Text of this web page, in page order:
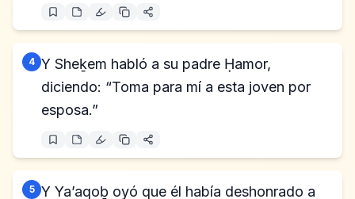
4 Y Sheḵem habló a su padre Ḥamor,
diciendo: “Toma para mí a esta joven por
esposa.”
5 Y Ya’aqoḇ oyó que él había deshonrado a